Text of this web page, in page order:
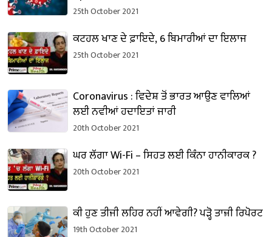
25th October 2021
ਕਟਹਲ ਖਾਣ ਦੇ ਫ਼ਾਇਦੇ, 6 ਬਿਮਾਰੀਆਂ ਦਾ ਇਲਾਜ
25th October 2021
Coronavirus : ਵਿਦੇਸ਼ ਤੋਂ ਭਾਰਤ ਆਉਣ ਵਾਲਿਆਂ
ਲਈ ਨਵੀਆਂ ਹਦਾਇਤਾਂ ਜਾਰੀ
20th October 2021
ਘਰ ਲੱਗਾ Wi-Fi – ਸਿਹਤ ਲਈ ਕਿੰਨਾ ਹਾਨੀਕਾਰਕ ?
20th October 2021
ਕੀ ਹੁਣ ਤੀਜੀ ਲਹਿਰ ਨਹੀਂ ਆਵੇਗੀ? ਪੜ੍ਹੋ ਤਾਜ਼ੀ ਰਿਪੋਰਟ
19th October 2021